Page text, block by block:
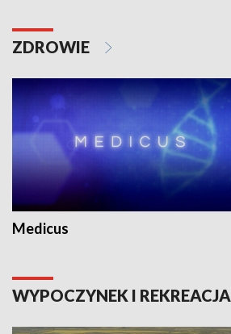
ZDROWIE
Medicus
WYPOCZYNEK I REKREACJA